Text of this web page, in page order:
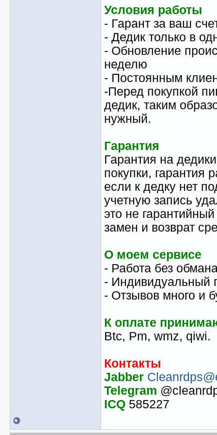
Условия работы
- Гарант за ваш
- Дедик только в
- Обновление
неделю
- Постоянным
-Перед покупкой
дедик, таким
нужный.
Гарантия
Гарантия на
покупки, гарантия
если к дедку нет
учетную запись
это не
замен и возврат
О моем сервисе
- Работа без
- Индивидуальный
- Отзывов много и
К оплате
Btc, Pm, wmz, qiwi.
Контакты
Jabber
Telegram
ICQ 585227